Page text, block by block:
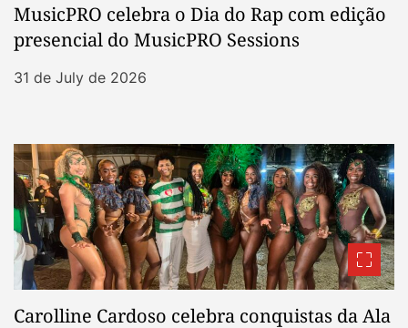
MusicPRO celebra o Dia do Rap com edição
presencial do MusicPRO Sessions
31 de July de 2026
Carolline Cardoso celebra conquistas da Ala